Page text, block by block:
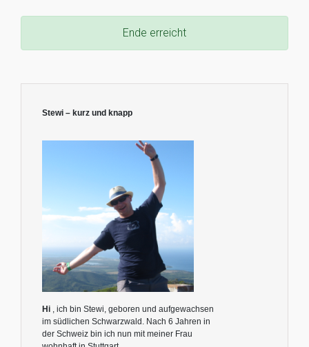
Ende erreicht
Stewi – kurz und knapp
Hi , ich bin Stewi, geboren und aufgewachsen
im südlichen Schwarzwald. Nach 6 Jahren in
der Schweiz bin ich nun mit meiner Frau